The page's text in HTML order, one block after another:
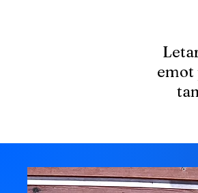
emot